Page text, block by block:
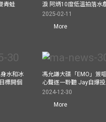
青蛙
淚 阿炳10度低溫拍落水
2025-02-11
More
水和冰
標開個
馮允謙大碟「EMO」簽
心聲逐一聆聽 Jay自爆
2024-12-30
More